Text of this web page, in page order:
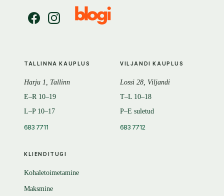
KLIENDITUGI
Kohaletoimetamine
Maksmine
TALLINNA KAUPLUS
Harju 1, Tallinn
E–R 10–19
L–P 10–17
683 7711
VILJANDI KAUPLUS
Lossi 28, Viljandi
T–L 10–18
P–E suletud
683 7712